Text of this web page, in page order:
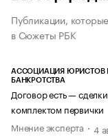
Публикации,
в Сюжеты РБК
АССОЦИАЦИЯ ЮРИСТОВ
БАНКРОТСТВА
Договор есть —
комплектом первички
Мнение эксперта
4